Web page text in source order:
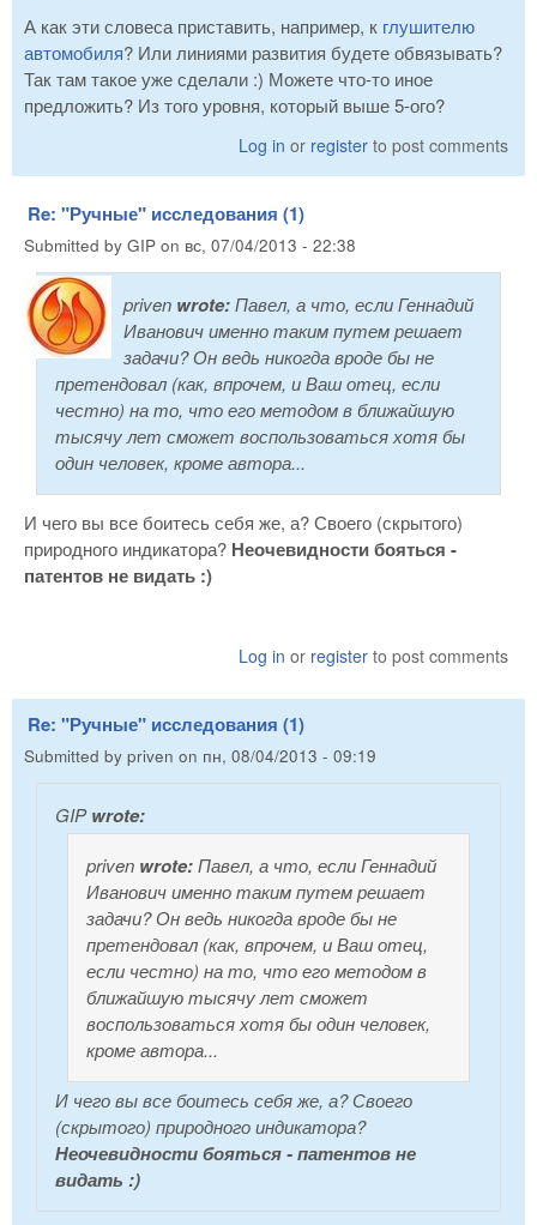
А как эти словеса приставить, например, к глушителю
автомобиля? Или линиями развития будете обвязывать?
Так там такое уже сделали :) Можете что-то иное
предложить? Из того уровня, который выше 5-ого?
Log in or register to post comments
Re: "Ручные" исследования (1)
Submitted by GIP on вс, 07/04/2013 - 22:38
priven wrote:Павел, а что, если Геннадий
Иванович именно таким путем решает
задачи? Он ведь никогда вроде бы не
претендовал (как, впрочем, и Ваш отец, если
честно) на то, что его методом в ближайшую
тысячу лет сможет воспользоваться хотя бы
один человек, кроме автора...
И чего вы все боитесь себя же, а? Своего (скрытого)
природного индикатора? Неочевидности бояться -
патентов не видать :)
Log in or register to post comments
Re: "Ручные" исследования (1)
Submitted by priven on пн, 08/04/2013 - 09:19
GIPwrote:
priven wrote:Павел, а что, если Геннадий
Иванович именно таким путем решает
задачи? Он ведь никогда вроде бы не
претендовал (как, впрочем, и Ваш отец,
если честно) на то, что его методом в
ближайшую тысячу лет сможет
воспользоваться хотя бы один человек,
кроме автора...
И чего вы все боитесь себя же, а? Своего
(скрытого) природного индикатора?
Неочевидности бояться - патентов не
видать :)